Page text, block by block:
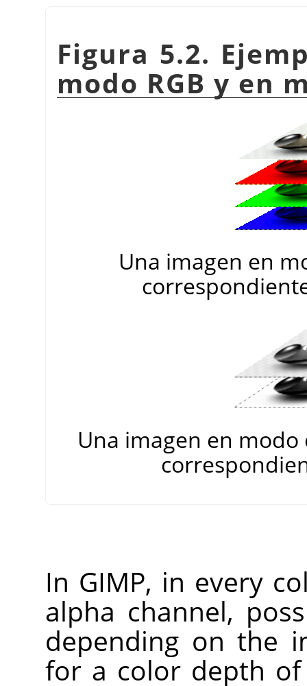
Figura 5.2.
modo RGB y en
Una imagen en
Una imagen en modo
In GIMP, in every
alpha channel,
depending on the
for a color depth